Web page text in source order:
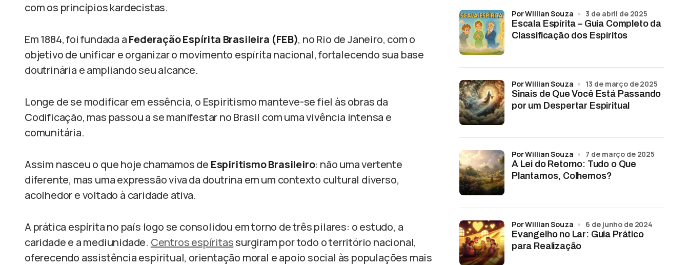
com os princípios kardecistas.
Em 1884, foi fundada aFederação Espírita Brasileira (FEB), no Rio de Janeiro, com o
objetivo de unificar e organizar o movimento espírita nacional, fortalecendo sua base
doutrinária e ampliando seu alcance.
Longe de se modificar em essência, o Espiritismo manteve-se fiel às obras da
Codificação, mas passou a se manifestar no Brasil com uma vivência intensa e
comunitária.
Assim nasceu o que hoje chamamos de Espiritismo Brasileiro: não uma vertente
diferente, mas uma expressão viva da doutrina em um contexto cultural diverso,
acolhedor e voltado à caridade ativa.
A prática espírita no país logo se consolidou em torno de três pilares: o estudo, a
caridade e a mediunidade. Centros espíritassurgiram por todo o território nacional,
oferecendo assistência espiritual, orientação moral e apoio social às populações mais
Escala Espírita – Guia Completo da
Classificação dos Espíritos
por Willian Souza 3 de abril de 2025
Sinais de Que Você Está Passando
por um Despertar Espiritual
por Willian Souza 13 de março de 2025
A Lei do Retorno: Tudo o Que
Plantamos, Colhemos?
por Willian Souza 7 de março de 2025
Evangelho no Lar: Guia Prático
para Realização
por Willian Souza 6 de junho de 2024